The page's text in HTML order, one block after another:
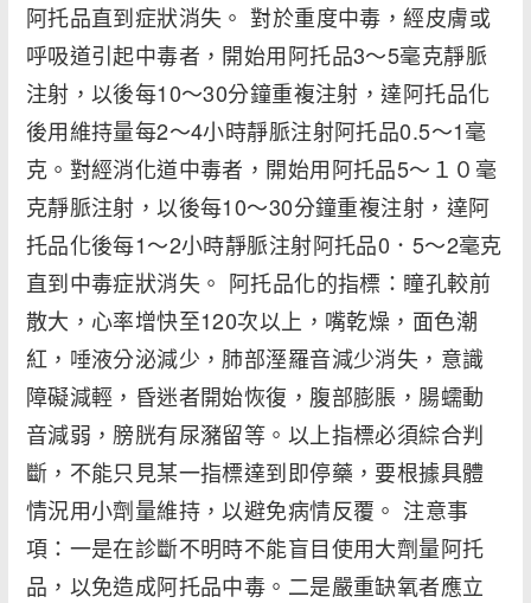
阿托品直到症狀消失。 對於重度中毒，經皮膚或
呼吸道引起中毒者，開始用阿托品3～5毫克靜脈
注射，以後每10～30分鐘重複注射，達阿托品化
後用維持量每2～4小時靜脈注射阿托品0.5～1毫
克。對經消化道中毒者，開始用阿托品5～１０毫
克靜脈注射，以後每10～30分鐘重複注射，達阿
托品化後每1～2小時靜脈注射阿托品0．5～2毫克
直到中毒症狀消失。 阿托品化的指標：瞳孔較前
散大，心率增快至120次以上，嘴乾燥，面色潮
紅，唾液分泌減少，肺部溼羅音減少消失，意識
障礙減輕，昏迷者開始恢復，腹部膨脹，腸蠕動
音減弱，膀胱有尿瀦留等。以上指標必須綜合判
斷，不能只見某一指標達到即停藥，要根據具體
情況用小劑量維持，以避免病情反覆。 注意事
項：一是在診斷不明時不能盲目使用大劑量阿托
品，以免造成阿托品中毒。二是嚴重缺氧者應立